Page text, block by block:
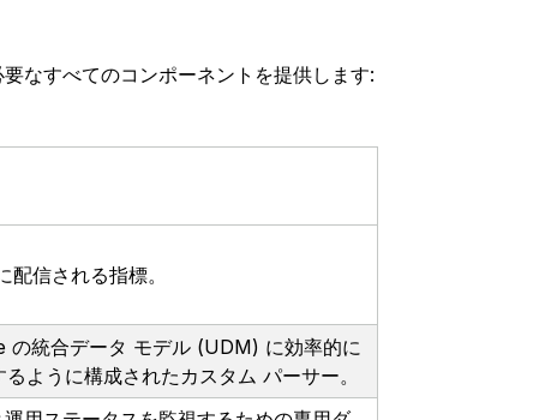
なすべてのコンポーネントを提供します:
信される指標。
統合データ モデル (UDM) に効率的に
ように構成されたカスタム パーサー。